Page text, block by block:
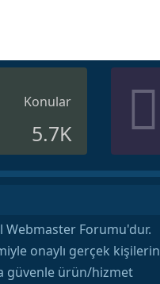
Konular
5.7K
Webmaster Forumu'dur.
onaylı gerçek kişilerin
güvenle ürün/hizmet